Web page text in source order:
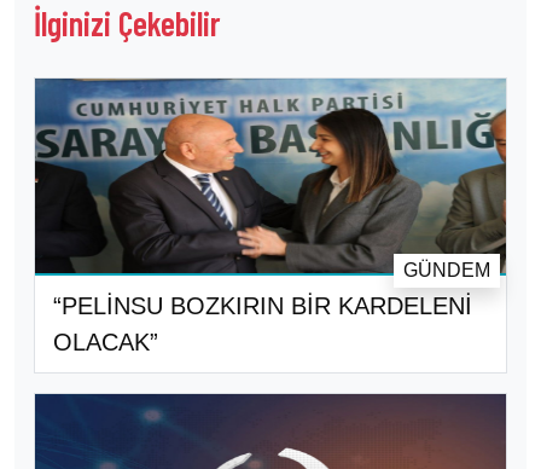
İlginizi Çekebilir
“PELİNSU BOZKIRIN BİR KARDELENİ
OLACAK”
GÜNDEM